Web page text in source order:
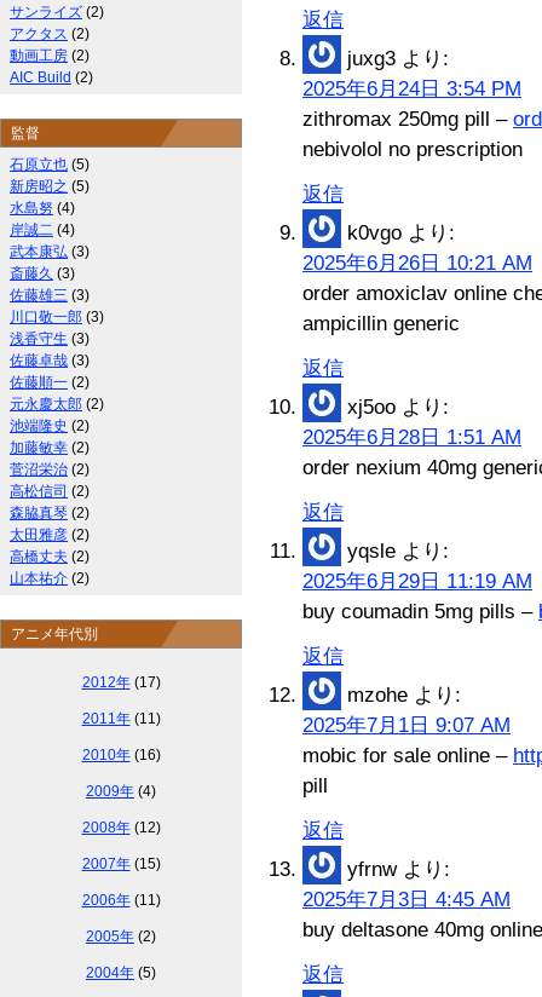
返信
juxg3 より:
2025年6月24日 3:54 PM
zithromax 250mg pill –
nebivolol no prescription
返信
k0vgo より:
2025年6月26日 10:21 AM
order amoxiclav online
ampicillin generic
返信
xj5oo より:
2025年6月28日 1:51 AM
order nexium 40mg
返信
yqsle より:
2025年6月29日 11:19 AM
buy coumadin 5mg pills –
返信
mzohe より:
2025年7月1日 9:07 AM
mobic for sale online –
pill
返信
yfrnw より:
2025年7月3日 4:45 AM
buy deltasone 40mg
返信
サンライズ (2)
アクタス (2)
動画工房 (2)
AIC Build (2)
監督
石原立也 (5)
新房昭之 (5)
水島努 (4)
岸誠二 (4)
武本康弘 (3)
斎藤久 (3)
佐藤雄三 (3)
川口敬一郎 (3)
浅香守生 (3)
佐藤卓哉 (3)
佐藤順一 (2)
元永慶太郎 (2)
池端隆史 (2)
加藤敏幸 (2)
菅沼栄治 (2)
高松信司 (2)
森脇真琴 (2)
太田雅彦 (2)
高橋丈夫 (2)
山本祐介 (2)
アニメ年代別
2012年(17)
2011年(11)
2010年(16)
2009年 (4)
2008年(12)
2007年(15)
2006年(11)
2005年 (2)
2004年 (5)